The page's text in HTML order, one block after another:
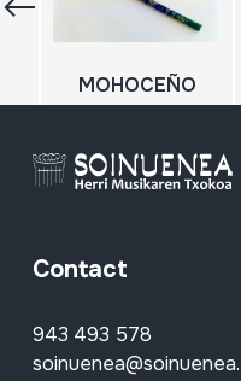
MOHOCEÑO
Contact
943 493 578